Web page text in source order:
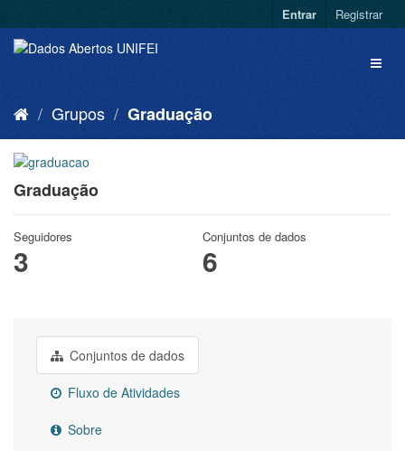
Entrar Registrar
Grupos Graduação
Graduação
Seguidores
3
Conjuntos de dados
6
Conjuntos de dados
Fluxo de Atividades
Sobre